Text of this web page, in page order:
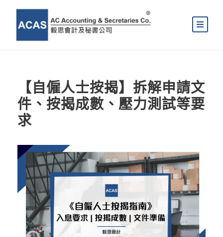
【自僱人士按揭】拆解申請文
件、按揭成數、壓力測試等要
求